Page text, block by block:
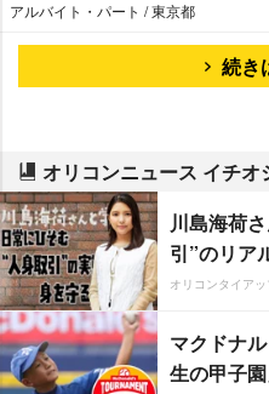
アルバイト・パート / 東京都
続き
オリコンニュース イチオ
川島海荷
引”のリア
オリコンタイア
マクドナ
生の甲子園